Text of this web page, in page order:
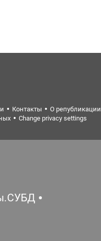
Контакты
О републикации
Change privacy settings